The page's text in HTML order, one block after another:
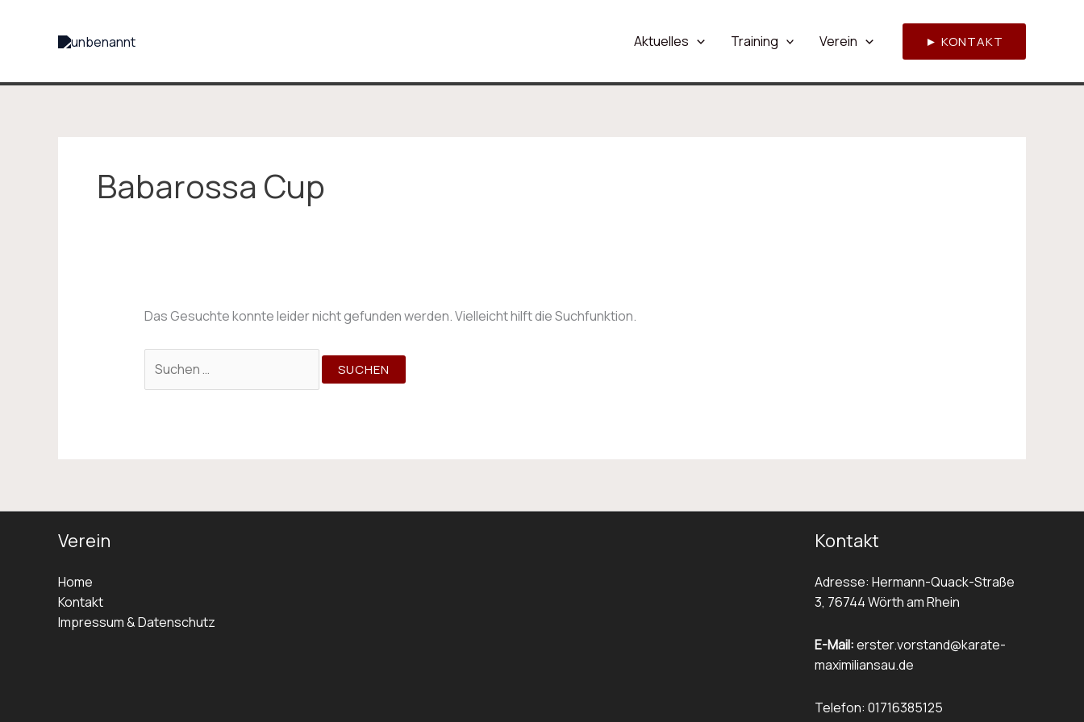
Aktuelles Training Verein ► KONTAKT
Babarossa Cup
Das Gesuchte konnte leider nicht gefunden werden. Vielleicht hilft die Suchfunktion.
Verein
Home
Kontakt
Impressum & Datenschutz
Kontakt
Adresse: Hermann-Quack-Straße
3, 76744 Wörth am Rhein
E-Mail:erster.vorstand@karate-
maximiliansau.de
Telefon: 01716385125